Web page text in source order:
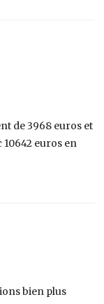
de 3968 euros et
10642 euros en
bien plus